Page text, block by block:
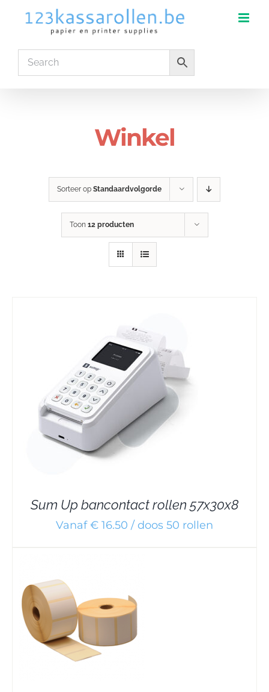
Winkel
Sorteer op Standaardvolgorde
Toon 12 producten
Sum Up bancontact rollen 57x30x8
Vanaf € 16.50 / doos 50 rollen